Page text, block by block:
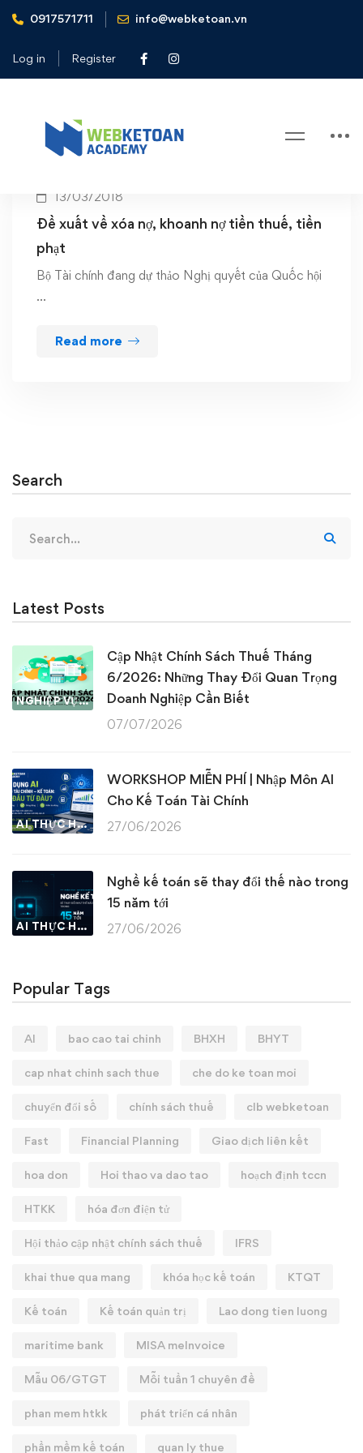
0917571711 info@webketoan.vn
Log in Register
Home tiền phạt
Tag: tiền phạt
13/03/2018
Đề xuất về xóa nợ, khoanh nợ tiền thuế, tiền
phạt
Bộ Tài chính đang dự thảo Nghị quyết của Quốc hội
…
Read more
Search
for:
Latest Posts
NGHIỆP VỤ KẾ TOÁN & THUẾ
Cập Nhật Chính Sách Thuế Tháng
6/2026: Những Thay Đổi Quan Trọng
Doanh Nghiệp Cần Biết
07/07/2026
AI THỰC HÀNH
WORKSHOP MIỄN PHÍ | Nhập Môn AI
Cho Kế Toán Tài Chính
27/06/2026
AI THỰC HÀNH
Nghề kế toán sẽ thay đổi thế nào trong
15 năm tới
27/06/2026
Popular Tags
AI bao cao tai chinh BHXH BHYT
cap nhat chinh sach thue che do ke toan moi
chuyển đổi số chính sách thuế clb webketoan
Fast Financial Planning Giao dịch liên kết
hoa don Hoi thao va dao tao hoạch định tccn
HTKK hóa đơn điện tử
Hội thảo cập nhật chính sách thuế IFRS
khai thue qua mang khóa học kế toán KTQT
Kế toán Kế toán quản trị Lao dong tien luong
maritime bank MISA meInvoice
Mẫu 06/GTGT Mỗi tuần 1 chuyên đề
phan mem htkk phát triển cá nhân
phần mềm kế toán quan ly thue